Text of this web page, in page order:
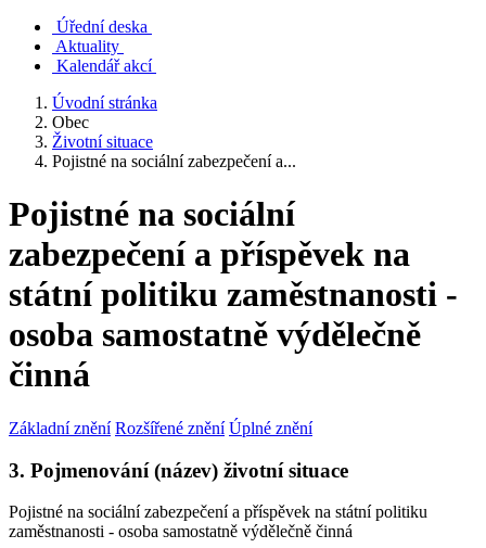
Úřední deska
Aktuality
Kalendář akcí
Úvodní stránka
Obec
Životní situace
Pojistné na sociální zabezpečení a...
Pojistné na sociální
zabezpečení a příspěvek na
státní politiku zaměstnanosti -
osoba samostatně výdělečně
činná
Základní znění Rozšířené znění Úplné znění
3. Pojmenování (název) životní situace
Pojistné na sociální zabezpečení a příspěvek na státní politiku
zaměstnanosti - osoba samostatně výdělečně činná